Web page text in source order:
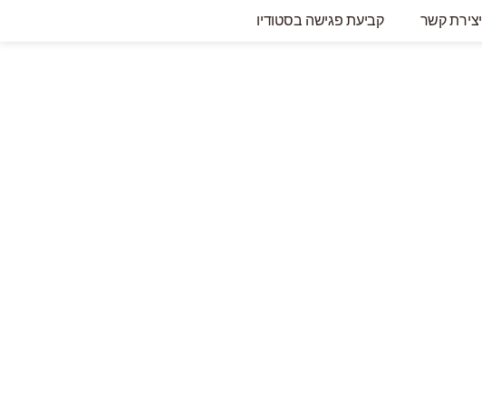
יצירת קשר קביעת פגישה בסטודיו